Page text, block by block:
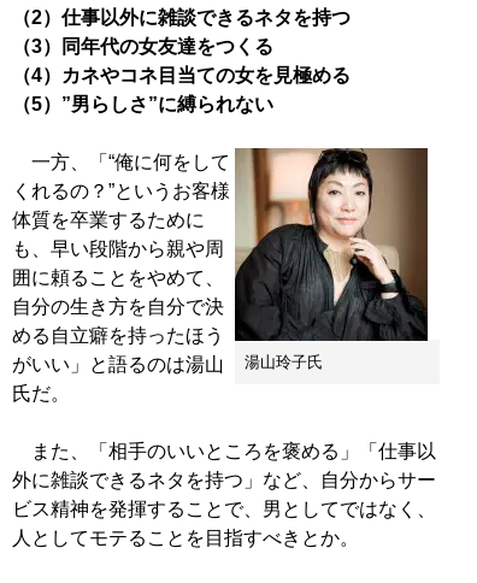
（2）仕事以外に雑談できるネタを持つ
（3）同年代の女友達をつくる
（4）カネやコネ目当ての女を見極める
（5）”男らしさ”に縛られない
湯山玲子氏
一方、「“俺に何をして
くれるの？”というお客様
体質を卒業するために
も、早い段階から親や周
囲に頼ることをやめて、
自分の生き方を自分で決
める自立癖を持ったほう
がいい」と語るのは湯山
氏だ。
また、「相手のいいところを褒める」「仕事以
外に雑談できるネタを持つ」など、自分からサー
ビス精神を発揮することで、男としてではなく、
人としてモテることを目指すべきとか。